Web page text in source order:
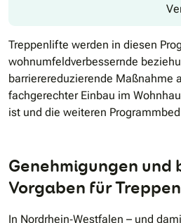
Treppenlifte werden in diesen
wohnumfeldverbessernde
barrierereduzierende Maßnahme
fachgerechter Einbau im
ist und die weiteren
Genehmigungen und
Vorgaben für
In Nordrhein‐Westfalen – und